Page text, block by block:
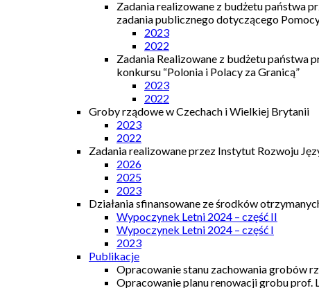
Zadania realizowane z budżetu państwa
zadania publicznego dotyczącego
2023
2022
Zadania Realizowane z budżetu państwa
konkursu “Polonia i Polacy za Granicą”
2023
2022
Groby rządowe w Czechach i Wielkiej Brytanii
2023
2022
Zadania realizowane przez Instytut Rozwoju
2026
2025
2023
Działania sfinansowane ze środków
Wypoczynek Letni 2024 – część II
Wypoczynek Letni 2024 – część I
2023
Publikacje
Opracowanie stanu zachowania grobów
Opracowanie planu renowacji grobu prof.